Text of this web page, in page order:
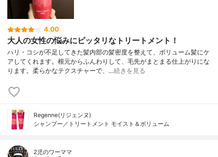
4.00
大人の女性の悩みにピッタリなトリートメント！
ハリ・コシが不足してきた髪内部の髪密度を整えて、ボリューム髪にケ
アしてくれます。根元からふんわりして、毛先がまとまる仕上がりにな
ります。柔らかなテクスチャーで、…続きを見る
Regenne(リジェンヌ)
シャンプー／トリートメント モイスト＆ボリューム
2児のワーママ